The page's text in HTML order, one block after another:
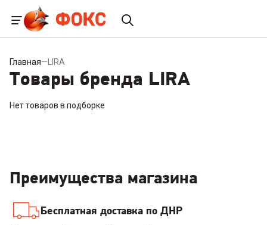
Главная— LIRA
Товары бренда LIRA
Нет товаров в подборке
Преимущества магазина
Бесплатная доставка по ДНР